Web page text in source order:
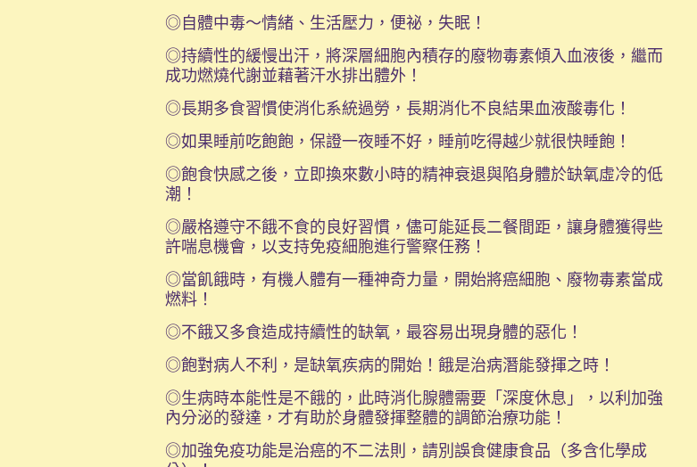
◎自體中毒～情緒、生活壓力，便祕，失眠！
◎持續性的緩慢出汗，將深層細胞內積存的廢物毒素傾入血液後，繼而
成功燃燒代謝並藉著汗水排出體外！
◎長期多食習慣使消化系統過勞，長期消化不良結果血液酸毒化！
◎如果睡前吃飽飽，保證一夜睡不好，睡前吃得越少就很快睡飽！
◎飽食快感之後，立即換來數小時的精神衰退與陷身體於缺氧虛冷的低
潮！
◎嚴格遵守不餓不食的良好習慣，儘可能延長二餐間距，讓身體獲得些
許喘息機會，以支持免疫細胞進行警察任務！
◎當飢餓時，有機人體有一種神奇力量，開始將癌細胞、廢物毒素當成
燃料！
◎不餓又多食造成持續性的缺氧，最容易出現身體的惡化！
◎飽對病人不利，是缺氧疾病的開始！餓是治病潛能發揮之時！
◎生病時本能性是不餓的，此時消化腺體需要「深度休息」，以利加強
內分泌的發達，才有助於身體發揮整體的調節治療功能！
◎加強免疫功能是治癌的不二法則，請別誤食健康食品（多含化學成